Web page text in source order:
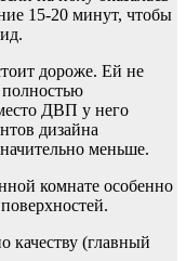
15-20 минут, чтобы
дороже. Ей не
ДВП у него
дизайна
меньше.
комнате особенно